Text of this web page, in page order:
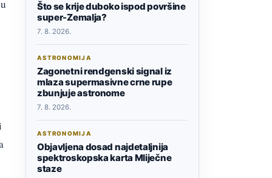
Što se krije duboko ispod površine
super-Zemalja?
7. 8. 2026.
ASTRONOMIJA
Zagonetni rendgenski signal iz
mlaza supermasivne crne rupe
zbunjuje astronome
7. 8. 2026.
ASTRONOMIJA
Objavljena dosad najdetaljnija
spektroskopska karta Mliječne
staze